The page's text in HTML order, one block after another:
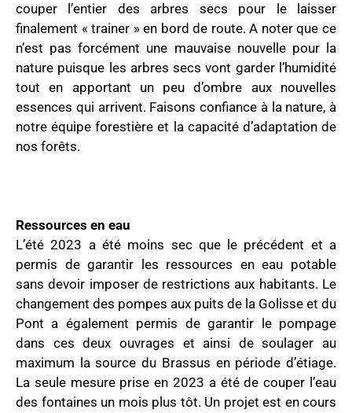
couper l’entier des arbres secs pour le laisser
finalement « trainer » en bord de route. A noter que ce
n’est pas forcément une mauvaise nouvelle pour la
nature puisque les arbres secs vont garder l’humidité
tout en apportant un peu d’ombre aux nouvelles
essences qui arrivent. Faisons confiance à la nature, à
notre équipe forestière et la capacité d’adaptation de
nos forêts.
Ressources en eau
L’été 2023 a été moins sec que le précédent et a
permis de garantir les ressources en eau potable
sans devoir imposer de restrictions aux habitants. Le
changement des pompes aux puits de la Golisse et du
Pont a également permis de garantir le pompage
dans ces deux ouvrages et ainsi de soulager au
maximum la source du Brassus en période d’étiage.
La seule mesure prise en 2023 a été de couper l’eau
des fontaines un mois plus tôt. Un projet est en cours